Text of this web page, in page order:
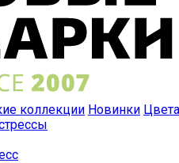
коллекции Новинки Цвета